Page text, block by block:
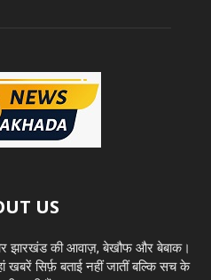
US
झारखंड की आवाज़, बेखौफ और बेबाक।
खबरें सिर्फ़ बताई नहीं जातीं बल्कि सच के